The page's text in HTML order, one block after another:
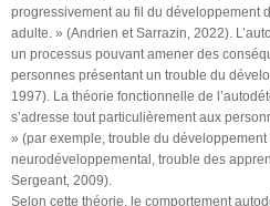
progressivement au fil du développement
adulte. » (Andrien et Sarrazin, 2022).
un processus pouvant amener des
personnes présentant un trouble du
1997). La théorie fonctionnelle de
s’adresse tout particulièrement aux
» (par exemple, trouble du
neurodéveloppemental, trouble des
Sergeant, 2009).
Selon cette théorie, le comportement